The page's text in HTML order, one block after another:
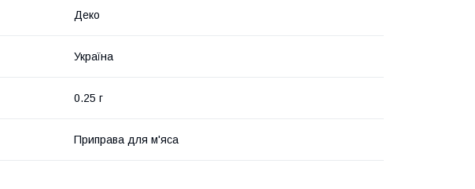
Деко
Україна
0.25 г
Приправа для м'яса